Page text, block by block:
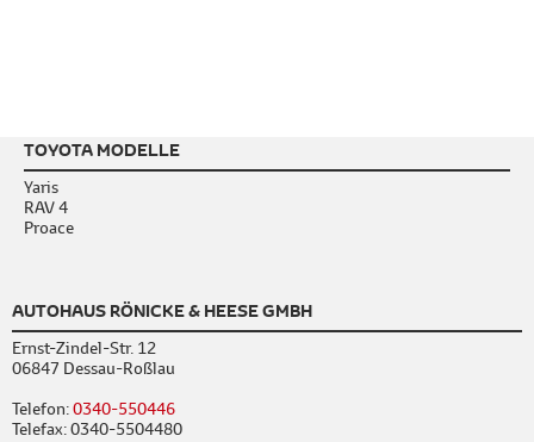
TOYOTA MODELLE
Yaris
RAV 4
Proace
AUTOHAUS RÖNICKE & HEESE GMBH
Ernst-Zindel-Str. 12
06847 Dessau-Roßlau
Telefon:0340-550446
Telefax: 0340-5504480